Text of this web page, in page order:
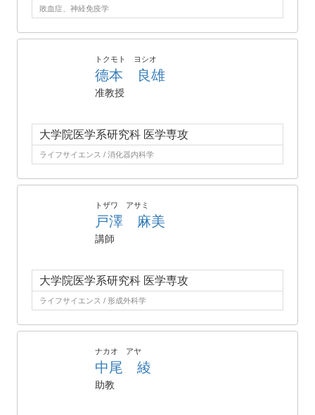
敗血症、神経免疫学
トクモト ヨシオ
德本 良雄
准教授
大学院医学系研究科 医学専攻
ライフサイエンス / 消化器内科学
トザワ アサミ
戸澤 麻美
講師
大学院医学系研究科 医学専攻
ライフサイエンス / 形成外科学
ナカオ アヤ
中尾 綾
助教